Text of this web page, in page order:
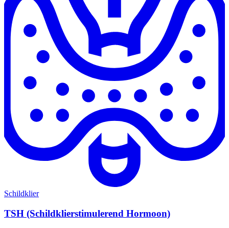
Schildklier
TSH (Schildklierstimulerend Hormoon)